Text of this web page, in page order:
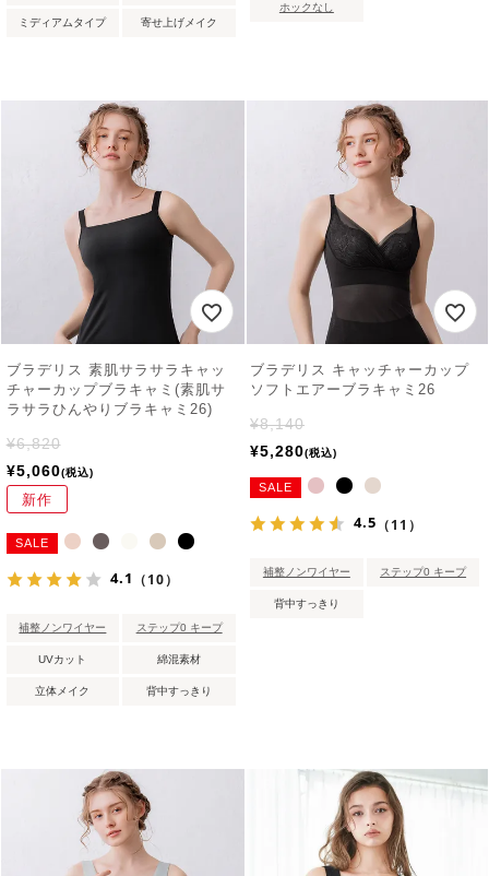
ミディアムタイプ 寄せ上げメイク
ホックなし
ブラデリス 素肌サラサラキャッ
チャーカップブラキャミ(素肌サ
ラサラひんやりブラキャミ26)
¥6,820
¥5,060 税込
新作
SALE
4.1 （10）
補整ノンワイヤー ステップ0 キープ
UVカット 綿混素材
立体メイク 背中すっきり
ブラデリス キャッチャーカップ
ソフトエアーブラキャミ26
¥8,140
¥5,280 税込
SALE
4.5 （11）
補整ノンワイヤー ステップ0 キープ
背中すっきり